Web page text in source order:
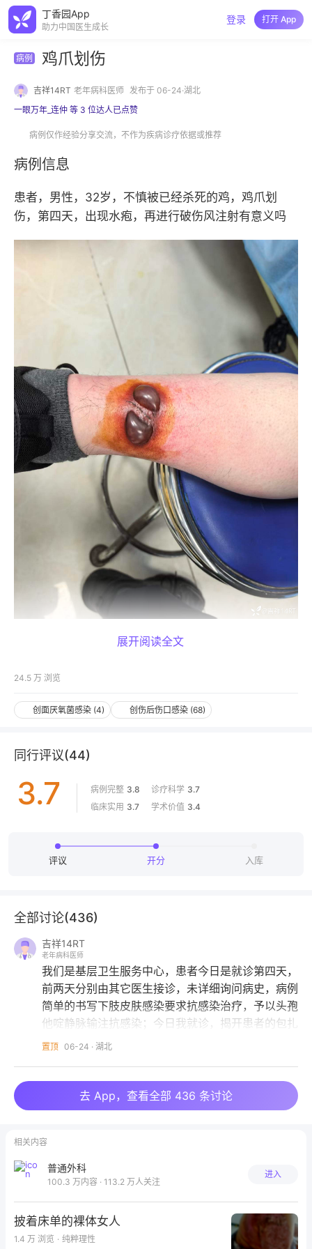
丁香园App
助力中国医生成长
登录 打开 App
病例 鸡爪划伤
吉祥14RT 老年病科医师 发布于 06-24·湖北
一眼万年_连仲 等 3 位达人已点赞
病例仅作经验分享交流，不作为疾病诊疗依据或推荐
病例信息
患者，男性，32岁，不慎被已经杀死的鸡，鸡爪划
伤，第四天，出现水疱，再进行破伤风注射有意义吗
鸡爪划伤后4天
展开阅读全文
24.5 万 浏览
创面厌氧菌感染 (4) 创伤后伤口感染 (68)
同行评议(44)
3.7 病例完整 3.8
临床实用 3.7
诊疗科学 3.7
学术价值 3.4
评议 开分 入库
全部讨论(436)
吉祥14RT
老年病科医师
我们是基层卫生服务中心，患者今日是就诊第四天，
前两天分别由其它医生接诊，未详细询问病史，病例
简单的书写下肢皮肤感染要求抗感染治疗，予以头孢
他啶静脉输注抗感染；今日我就诊，揭开患者的包扎
纱布，发现有张力性水疱，就询问了病史。发现是鸡
知还是前往上级医院进行接种破伤风疫苗，并进行了
常规消毒，予以注射器抽取泡内液体，保留了苞皮，
理。予以阿莫西林胶囊口服。还是建议上级就诊了。
感谢您给我理清了整个病历的诊疗思维，非常清晰，
有处理建议，诊断诊疗优先级。谢谢！
置顶 06-24 · 湖北
去 App，查看全部 436 条讨论
相关内容
普通外科
100.3 万内容 · 113.2 万人关注
进入
披着床单的裸体女人
1.4 万 浏览 · 纯粹理性